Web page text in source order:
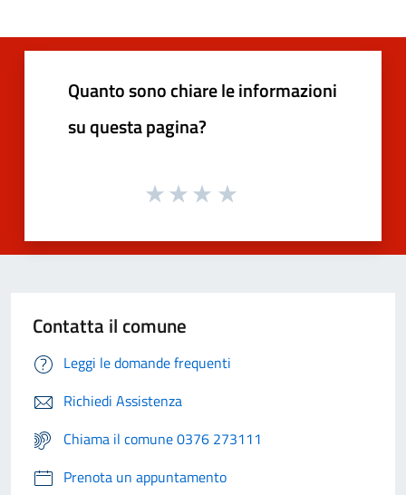
Quanto sono chiare le informazioni
su questa pagina?
Contatta il comune
Leggi le domande frequenti
Richiedi Assistenza
Chiama il comune 0376 273111
Prenota un appuntamento